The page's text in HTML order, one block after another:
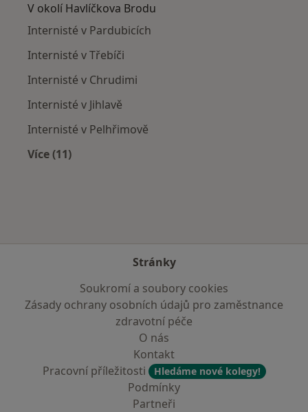
V okolí Havlíčkova Brodu
Internisté v Pardubicích
Internisté v Třebíči
Internisté v Chrudimi
Internisté v Jihlavě
Internisté v Pelhřimově
Více (11)
Stránky
Soukromí a soubory cookies
Zásady ochrany osobních údajů pro zaměstnance
zdravotní péče
O nás
Kontakt
Pracovní příležitosti
Hledáme nové kolegy!
Podmínky
Partneři